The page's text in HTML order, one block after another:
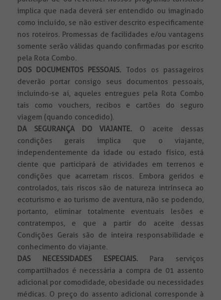
implica que nada deverá ser entendido ou imaginado
como incluído, se não estiver descrito especificamente
nos roteiros. Promessas de facilidades e/ou vantagens
somente serão válidas quando confirmadas por escrito
pela Rota Combo.
DOS DOCUMENTOS PESSOAIS. Todos os passageiros
deverão portar consigo seus documentos pessoais,
incluindo-se aí, aqueles entregues pela Rota Combo
tais como vouchers, recibos e cartões do seguro
viagem (quando concedido).
DA SEGURANÇA DO VIAJANTE. O aceite dessas
condições gerais implica que o viajante,
independentemente da idade ou estado físico, está
ciente que participará de atividades em terrenos e
condições que acarretam riscos. Embora geridos e
controlados, tais riscos são de natureza intrínseca ao
ecoturismo e ao turismo de aventura, não se podendo,
portanto, eliminar totalmente eventuais lesões e
contratempos, e que a partir do aceite dessas
Condições Gerais são de inteira responsabilidade e
conhecimento do viajante.
DAS NECESSIDADES ESPECIAIS. Para serviços
compartilhados é necessária a compra de 01 assento
adicional por comodidade, obesidade ou necessidades
médicas. O preço do assento adicional corresponde à